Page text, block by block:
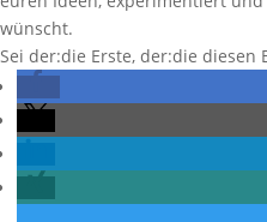
wünscht.
Sei der:die Erste, der:die diesen